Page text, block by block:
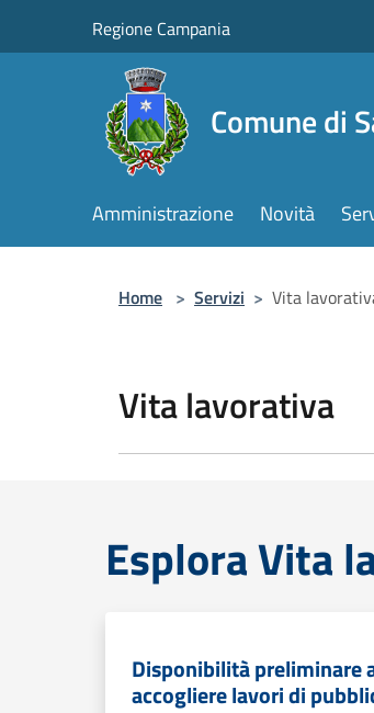
Regione Campania
Comune di
Amministrazione Novità
Home > Servizi > Vita
Vita lavorativa
Esplora Vita
Disponibilità preliminare
accogliere lavori di